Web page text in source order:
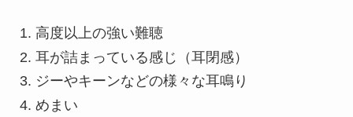
高度以上の強い難聴
耳が詰まっている感じ（耳閉感）
ジーやキーンなどの様々な耳鳴り
めまい